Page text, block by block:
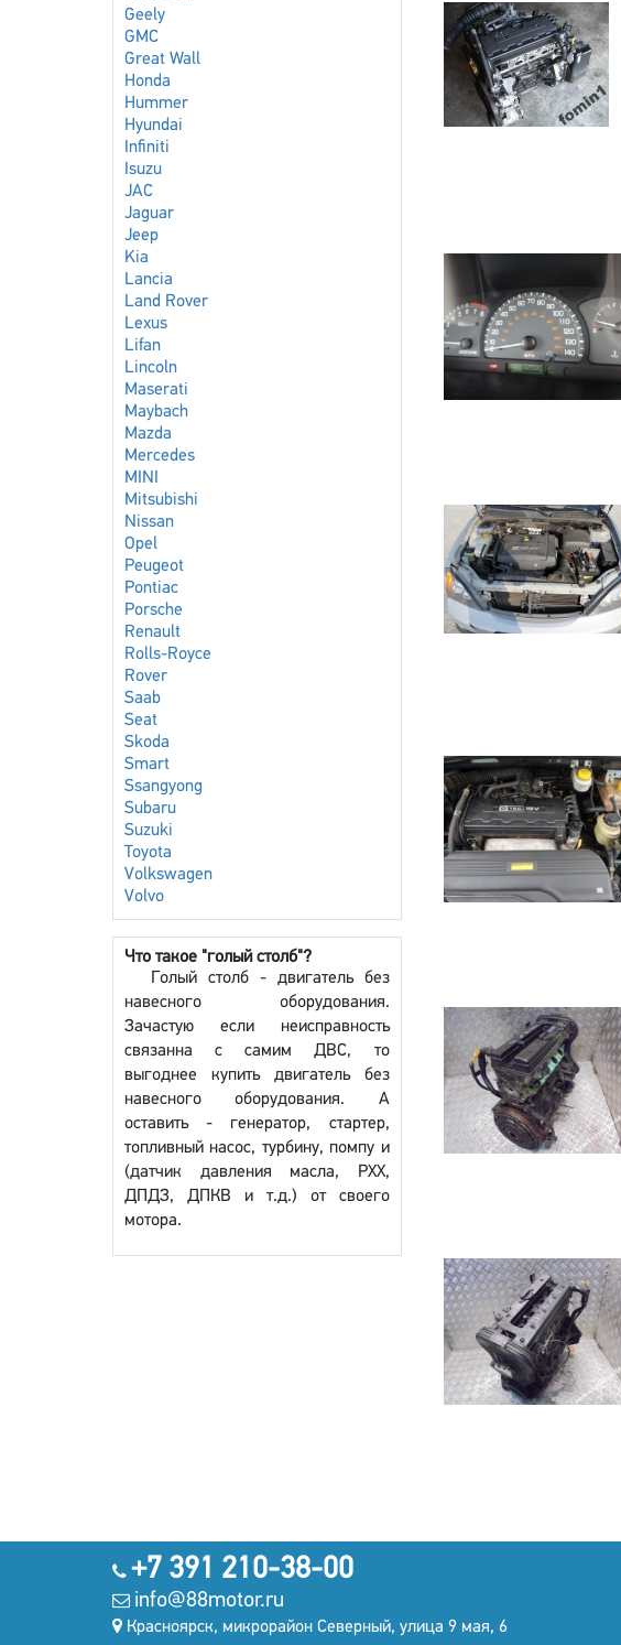
Geely
GMC
Great Wall
Honda
Hummer
Hyundai
Infiniti
Isuzu
JAC
Jaguar
Jeep
Kia
Lancia
Land Rover
Lexus
Lifan
Lincoln
Maserati
Maybach
Mazda
Mercedes
MINI
Mitsubishi
Nissan
Opel
Peugeot
Pontiac
Porsche
Renault
Rolls-Royce
Rover
Saab
Seat
Skoda
Smart
Ssangyong
Subaru
Suzuki
Toyota
Volkswagen
Volvo
Что такое "голый столб"?
Голый столб - двигатель без
навесного оборудования.
Зачастую если неисправность
связанна с самим ДВС, то
выгоднее купить двигатель без
навесного оборудования. А
оставить - генератор, стартер,
топливный насос, турбину, помпу и
(датчик давления масла, РХХ,
ДПДЗ, ДПКВ и т.д.) от своего
мотора.
+7 391 210-38-00
info@88motor.ru
Красноярск, микрорайон Северный, улица 9 мая, 6